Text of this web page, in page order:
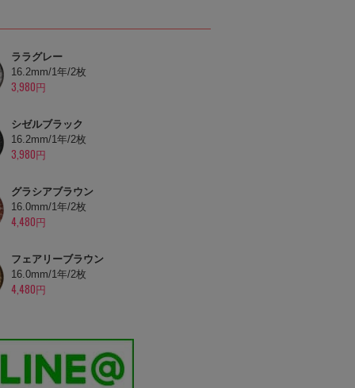
ララグレー
16.2mm/1年/2枚
3,980円
シゼルブラック
16.2mm/1年/2枚
3,980円
グラシアブラウン
16.0mm/1年/2枚
4,480円
フェアリーブラウン
16.0mm/1年/2枚
4,480円